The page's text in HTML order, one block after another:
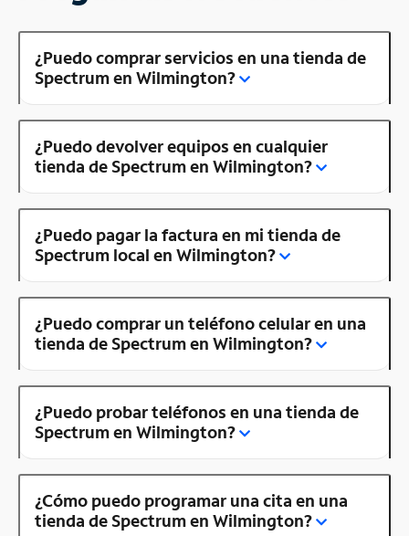
¿Puedo comprar servicios en una tienda de
Spectrum en Wilmington?
¿Puedo devolver equipos en cualquier
tienda de Spectrum en Wilmington?
¿Puedo pagar la factura en mi tienda de
Spectrum local en Wilmington?
¿Puedo comprar un teléfono celular en una
tienda de Spectrum en Wilmington?
¿Puedo probar teléfonos en una tienda de
Spectrum en Wilmington?
¿Cómo puedo programar una cita en una
tienda de Spectrum en Wilmington?